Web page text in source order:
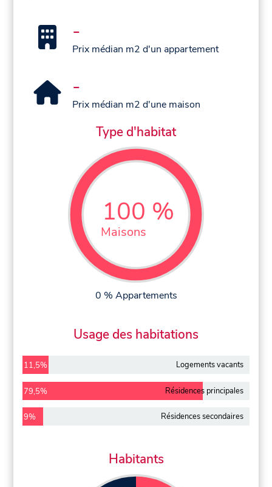
-
Prix médian m2 d'un appartement
-
Prix médian m2 d'une maison
Type d'habitat
100 %
Maisons
0 % Appartements
Usage des habitations
11,5% Logements vacants
79,5% Résidences principales
9% Résidences secondaires
Habitants